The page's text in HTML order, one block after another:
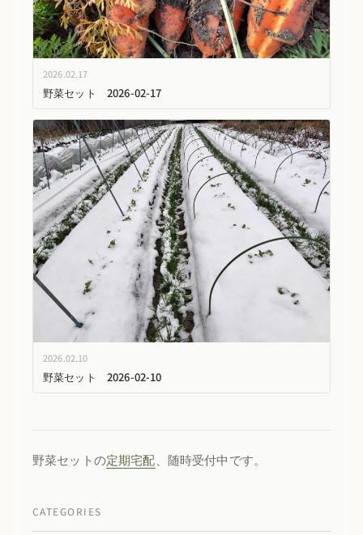
2026.02.17
野菜セット 2026-02-17
2026.02.10
野菜セット 2026-02-10
野菜セットの定期宅配 、随時受付中です。
CATEGORIES